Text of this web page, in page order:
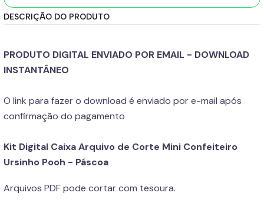
DESCRIÇÃO DO PRODUTO
PRODUTO DIGITAL ENVIADO POR EMAIL - DOWNLOAD
INSTANTÂNEO
O link para fazer o download é enviado por e-mail após
confirmação do pagamento
Kit Digital Caixa Arquivo de Corte Mini Confeiteiro
Ursinho Pooh - Páscoa
Arquivos PDF pode cortar com tesoura.